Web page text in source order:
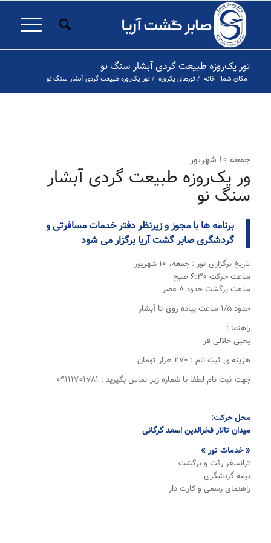
تور یک‌روزه طبیعت گردی آبشار سنگ نو
مکان شما: خانه / تورهای یکروزه / تور یک‌روزه طبیعت گردی آبشار سنگ نو
جمعه ۱۰ شهریور
ور یک‌روزه طبیعت گردی آبشار
سنگ نو
برنامه ها با مجوز و زیرنظر دفتر خدمات مسافرتی و
گردشگری صابر گشت آریا برگزار می شود
تاریخ برگزاری تور : جمعه، ۱۰ شهریور
ساعت حرکت ۶:۳۰ صبح
ساعت برگشت حدود ۸ عصر
حدود ۱/۵ ساعت پیاده روی تا آبشار
راهنما :
یحیی جلالی فر
هزینه ی ثبت نام : ۲۷۰ هزار تومان
جهت ثبت نام لطفا با شماره زیر تماس بگیرید : ۰۹۱۱۱۷۰۱۷۸۱
محل حرکت:
میدان تالار فخرالدین اسعد گرگانی
« خدمات تور »
ترانسفر رفت و برگشت
بیمه گردشگری
راهنمای رسمی و کارت دار